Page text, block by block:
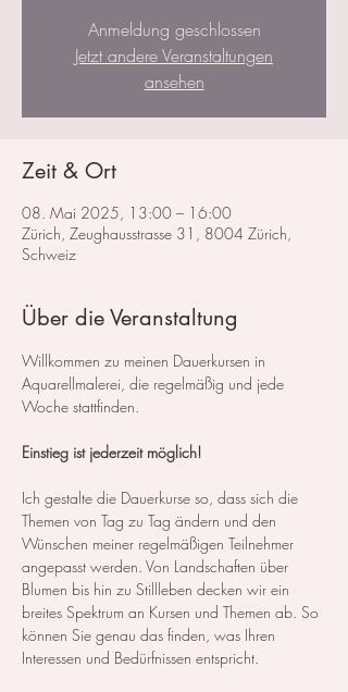
Anmeldung geschlossen
Jetzt andere Veranstaltungen
ansehen
Zeit & Ort
08. Mai 2025, 13:00 – 16:00
Zürich, Zeughausstrasse 31, 8004 Zürich,
Schweiz
Über die Veranstaltung
Willkommen zu meinen Dauerkursen in
Aquarellmalerei, die regelmäßig und jede
Woche stattfinden.
Einstieg ist jederzeit möglich!
Ich gestalte die Dauerkurse so, dass sich die
Themen von Tag zu Tag ändern und den
Wünschen meiner regelmäßigen Teilnehmer
angepasst werden. Von Landschaften über
Blumen bis hin zu Stillleben decken wir ein
breites Spektrum an Kursen und Themen ab. So
können Sie genau das finden, was Ihren
Interessen und Bedürfnissen entspricht.